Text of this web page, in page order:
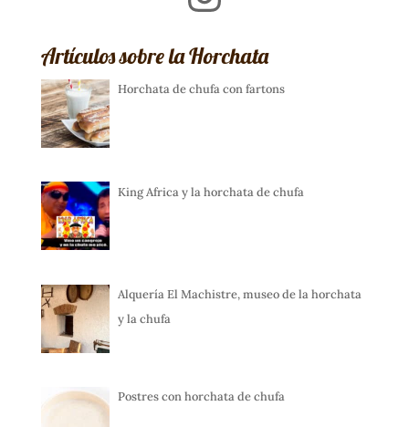
Artículos sobre la Horchata
Horchata de chufa con fartons
King Africa y la horchata de chufa
Alquería El Machistre, museo de la horchata
y la chufa
Postres con horchata de chufa